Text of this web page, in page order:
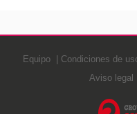
Equipo Condiciones de
Aviso legal